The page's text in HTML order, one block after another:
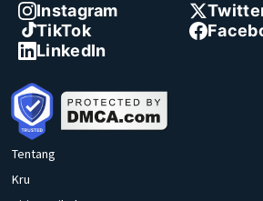
Instagram
TikTok
LinkedIn
Tentang
Kru